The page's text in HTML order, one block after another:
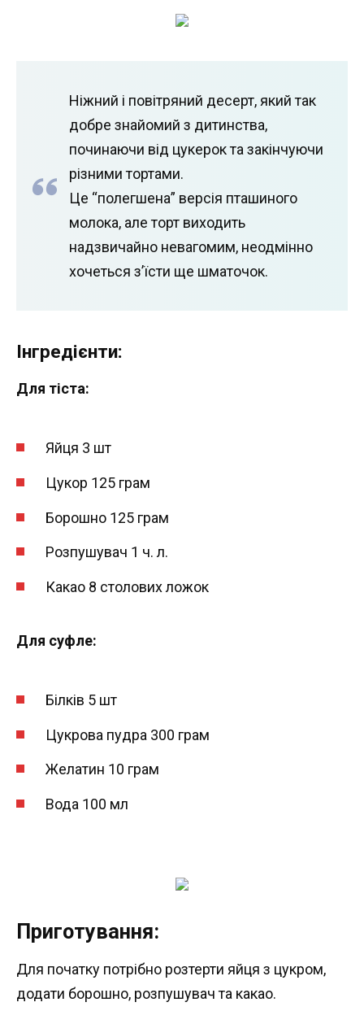
Ніжний і повітряний десерт, який так
добре знайомий з дитинства,
починаючи від цукерок та закінчуючи
різними тортами.
Це “полегшена” версія пташиного
молока, але торт виходить
надзвичайно невагомим, неодмінно
хочеться з’їсти ще шматочок.
Інгредієнти:
Для тіста:
Яйця 3 шт
Цукор 125 грам
Борошно 125 грам
Розпушувач 1 ч. л.
Какао 8 столових ложок
Для суфле:
Білків 5 шт
Цукрова пудра 300 грам
Желатин 10 грам
Вода 100 мл
Приготування:
Для початку потрібно розтерти яйця з цукром,
додати борошно, розпушувач та какао.